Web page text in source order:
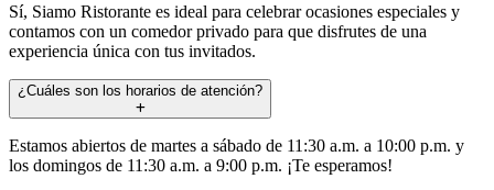
Sí, Siamo Ristorante es ideal para celebrar ocasiones especiales y
contamos con un comedor privado para que disfrutes de una
experiencia única con tus invitados.
¿Cuáles son los horarios de atención?
Estamos abiertos de martes a sábado de 11:30 a.m. a 10:00 p.m. y
los domingos de 11:30 a.m. a 9:00 p.m. ¡Te esperamos!